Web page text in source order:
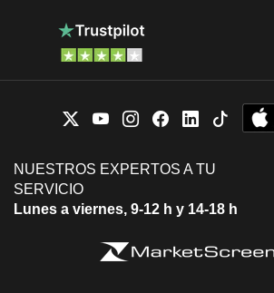
NUESTROS EXPERTOS A TU
SERVICIO
Lunes a viernes, 9-12 h y 14-18 h